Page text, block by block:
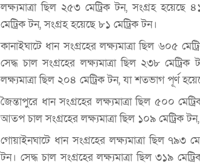
লক্ষ্যমাত্রা ছিল ২৫৩ মেট্রিক টন, সংগ্রহ হয়েছে
মেট্রিক টন, সংগ্রহ হয়েছে ৮১ মেট্রিক টন।
কানাইঘাটে ধান সংগ্রহের লক্ষ্যমাত্রা ছিল ৬০৫
সেদ্ধ চাল সংগ্রহের লক্ষ্যমাত্রা ছিল ২৩৮
লক্ষ্যমাত্রা ছিল ২০৪ মেট্রিক টন, যা শতভাগ পূর্ণ
জৈন্তাপুরে ধান সংগ্রহের লক্ষ্যমাত্রা ছিল ৫০০
আতপ চাল সংগ্রহের লক্ষ্যমাত্রা ছিল ১০৯ মেট্রিক
গোয়াইনঘাটে ধান সংগ্রহের লক্ষ্যমাত্রা ছিল ৭৯৩
টন। সেদ্ধ চাল সংগ্রহের লক্ষ্যমাত্রা ছিল ৩১৯